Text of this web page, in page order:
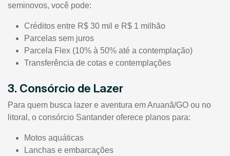
seminovos, você pode:
Créditos entre R$ 30 mil e R$ 1 milhão
Parcelas sem juros
Parcela Flex (10% à 50% até a contemplação)
Transferência de cotas e contemplações
3. Consórcio de Lazer
Para quem busca lazer e aventura em Aruanã/GO ou no
litoral, o consórcio Santander oferece planos para:
Motos aquáticas
Lanchas e embarcações